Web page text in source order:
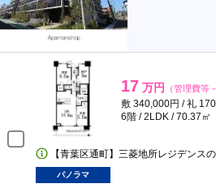
17 万円 （管理費等
敷 340,000円 / 礼
6階 / 2LDK / 70.37㎡
【青葉区通町】三菱地所レジデンス
パノラマ